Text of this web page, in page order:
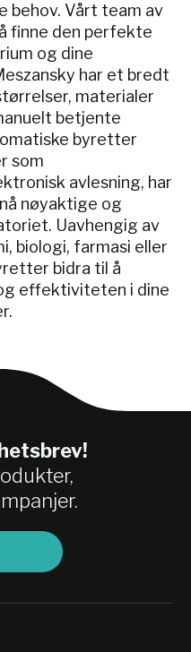
behov. Vårt team av
finne den perfekte
og dine
har et bredt
materialer
betjente
byretter
som
avlesning, har
nøyaktige og
Uavhengig av
biologi, farmasi eller
bidra til å
effektiviteten i dine